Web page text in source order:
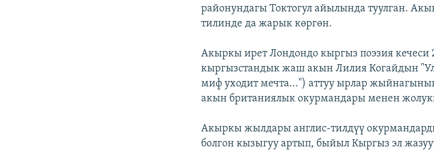
районундагы Токтогул айылында туулган.
тилинде да жарык көргөн.
Акыркы ирет Лондондо кыргыз поэзия кечеси
кыргызстандык жаш акын Лилия Когайдын
миф уходит мечта...") аттуу ырлар
акын британиялык окурмандары менен
Акыркы жылдары англис-тилдүү
болгон кызыгуу артып, быйыл Кыргыз эл